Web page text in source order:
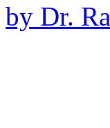
by Dr.